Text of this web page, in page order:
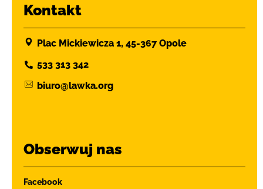
Kontakt
Plac Mickiewicza 1, 45-367 Opole
533 313 342
biuro@lawka.org
Obserwuj nas
Facebook